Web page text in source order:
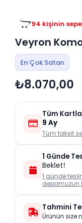
94 kişinin
Veyron
En Çok Satan
₺8.070,00
Tüm
9 Ay
Tüm taksit
1 Günde
Beklet!
1 günde
depomuzun
Tahmini
Ürünün size